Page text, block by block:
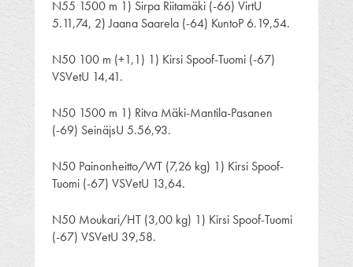
N55 1500 m 1) Sirpa Riitamäki (-66) VirtU
5.11,74, 2) Jaana Saarela (-64) KuntoP 6.19,54.
N50 100 m (+1,1) 1) Kirsi Spoof-Tuomi (-67)
VSVetU 14,41.
N50 1500 m 1) Ritva Mäki-Mantila-Pasanen
(-69) SeinäjsU 5.56,93.
N50 Painonheitto/WT (7,26 kg) 1) Kirsi Spoof-
Tuomi (-67) VSVetU 13,64.
N50 Moukari/HT (3,00 kg) 1) Kirsi Spoof-Tuomi
(-67) VSVetU 39,58.